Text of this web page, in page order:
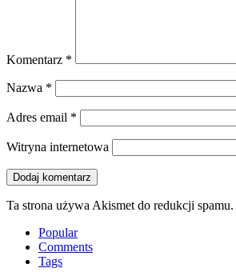
Komentarz *
Nazwa *
Adres email *
Witryna internetowa
Ta strona używa Akismet do redukcji spamu.
Popular
Comments
Tags